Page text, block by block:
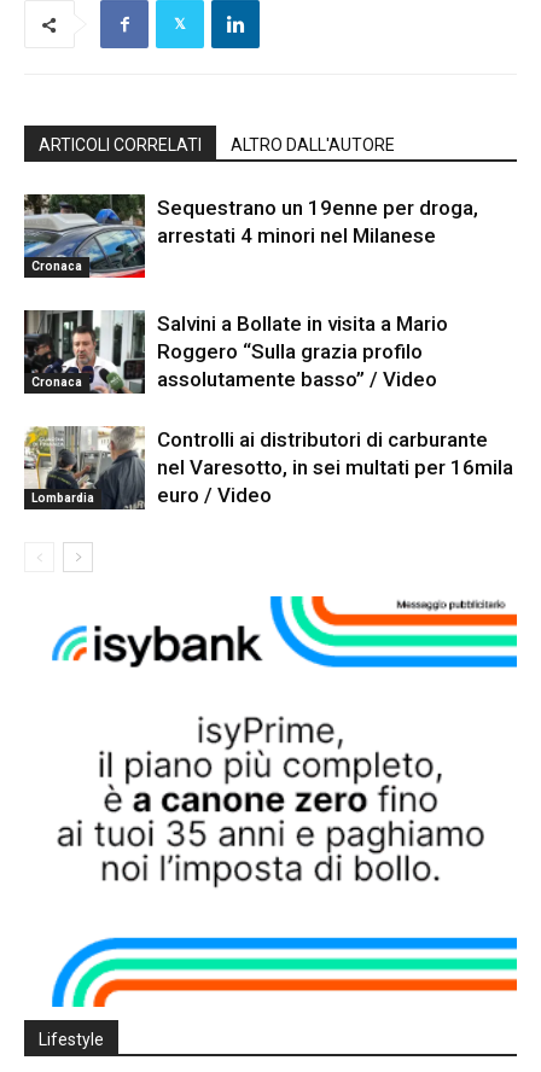
ARTICOLI CORRELATI ALTRO DALL'AUTORE
Cronaca
Sequestrano un 19enne per droga,
arrestati 4 minori nel Milanese
Cronaca
Salvini a Bollate in visita a Mario
Roggero “Sulla grazia profilo
assolutamente basso” / Video
Lombardia
Controlli ai distributori di carburante
nel Varesotto, in sei multati per 16mila
euro / Video
Lifestyle